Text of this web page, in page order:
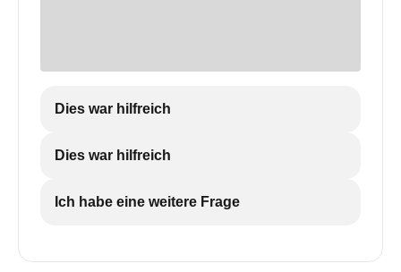
Dies war hilfreich
Dies war hilfreich
Ich habe eine weitere Frage